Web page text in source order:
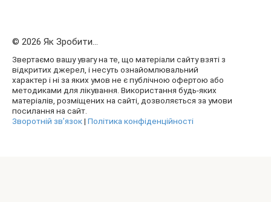
© 2026 Як Зробити...
Звертаємо вашу увагу на те, що матеріали сайту взяті з
відкритих джерел, і несуть ознайомлювальний
характер і ні за яких умов не є публічною офертою або
методиками для лікування. Використання будь-яких
матеріалів, розміщених на сайті, дозволяється за умови
посилання на сайт.
Зворотній зв’язок| Політика конфіденційності